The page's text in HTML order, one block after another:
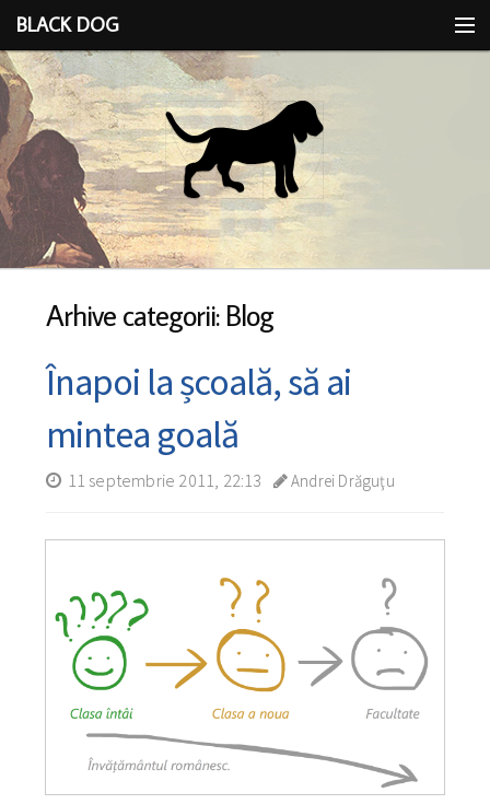
BLACK DOG
IDEEA
CU LIMBA SCOASĂ
Arhive categorii: Blog
Înapoi la școală, să ai
mintea goală
11 septembrie 2011, 22:13 Andrei Drăguţu